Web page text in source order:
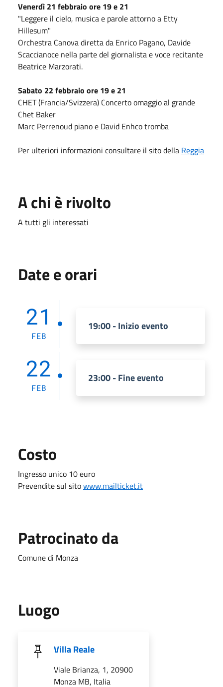
Venerdì 21 febbraio ore 19 e 21
"Leggere il cielo, musica e parole attorno a Etty
Hillesum"
Orchestra Canova diretta da Enrico Pagano, Davide
Scaccianoce nella parte del giornalista e voce recitante
Beatrice Marzorati.
Sabato 22 febbraio ore 19 e 21
CHET (Francia/Svizzera) Concerto omaggio al grande
Chet Baker
Marc Perrenoud piano e David Enhco tromba
Per ulteriori informazioni consultare il sito della Reggia
A chi è rivolto
A tutti gli interessati
Date e orari
21
FEB
19:00 - Inizio evento
22
FEB
23:00 - Fine evento
Costo
Ingresso unico 10 euro
Prevendite sul sitowww.mailticket.it
Patrocinato da
Comune di Monza
Luogo
Villa Reale
Viale Brianza, 1, 20900
Monza MB, Italia